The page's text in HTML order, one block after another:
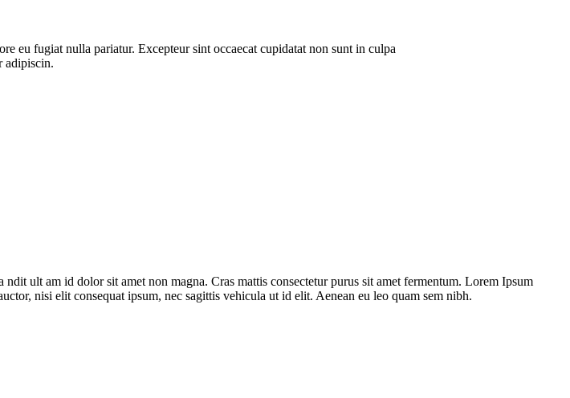
eu fugiat nulla pariatur. Excepteur sint occaecat cupidatat non sunt in culpa
adipiscin.
ult am id dolor sit amet non magna. Cras mattis consectetur purus sit amet fermentum. Lorem Ipsum
nisi elit consequat ipsum, nec sagittis vehicula ut id elit. Aenean eu leo quam sem nibh.